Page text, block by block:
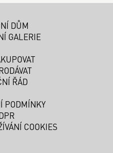
DŮM
GALERIE
ŘÁD
PODMÍNKY
COOKIES